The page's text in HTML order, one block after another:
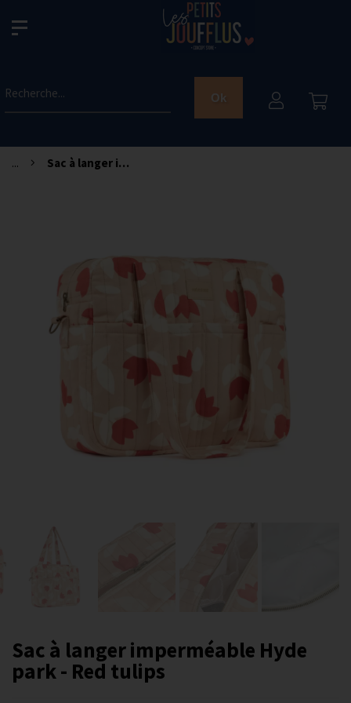
Recherche... Ok
... Sac à langer imperméable Hyde park - Red tulips
Sac à langer imperméable Hyde
park - Red tulips